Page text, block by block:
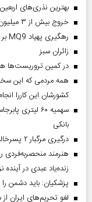
بهترین نذری‌های
خروج بیش از ۳ میلیون زائر از تمام مرز‌های کشور
رهگیری پهپاد MQ9 بر فراز تنگه هرمز
‌زائران سبز
در کمین تروریست‌ها
همه مردمی که این
کشورشان این کاررا
سهمیه ۶۰
بانکی
درگیری مرگبار ۲ پسرخاله در پارک
زنده‌یاد عبدی در آینده
پزشکیان: باید دشمن را
لغو تحریم‌های ایران